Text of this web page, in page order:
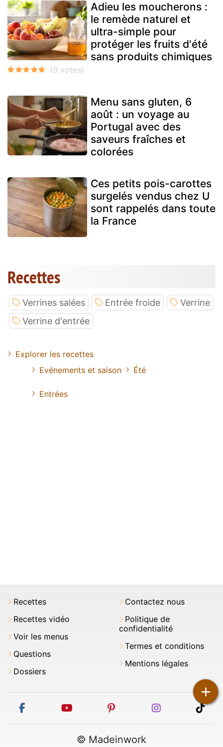
+
Adieu les moucherons :
le remède naturel et
ultra-simple pour
protéger les fruits d'été
sans produits chimiques
Menu sans gluten, 6
août : un voyage au
Portugal avec des
saveurs fraîches et
colorées
Ces petits pois-carottes
surgelés vendus chez U
sont rappelés dans toute
la France
Recettes
Verrines salées Entrée froide
Verrine
Verrine d'entrée
Explorer les recettes
Evénements et saison
Été
Entrées
Recettes
Recettes vidéo
Voir les menus
Questions
Dossiers
Contactez nous
Politique de
confidentialité
Termes et conditions
Mentions légales
facebook youtube pinterest instagram
© Madeinwork